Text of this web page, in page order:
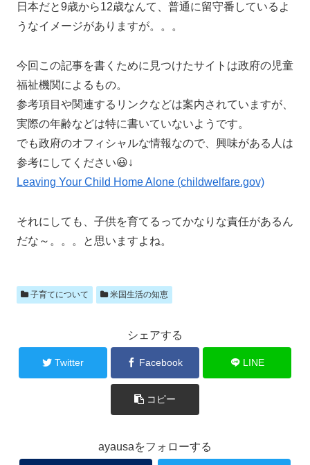
日本だと9歳から12歳なんて、普通に留守番しているよ
うなイメージがありますが。。。
今回この記事を書くために見つけたサイトは政府の児童
福祉機関によるもの。
参考項目や関連するリンクなどは案内されていますが、
実際の年齢などは特に書いていないようです。
でも政府のオフィシャルな情報なので、興味がある人は
参考にしてください😃↓
Leaving Your Child Home Alone (childwelfare.gov)
それにしても、子供を育てるってかなりな責任があるん
だな～。。。と思いますよね。
子育てについて 米国生活の知恵
シェアする
Twitter Facebook LINE
コピー
ayausaをフォローする